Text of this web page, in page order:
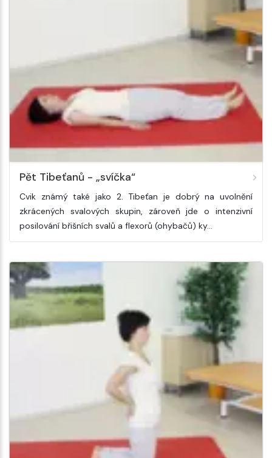
Pět Tibeťanů - „svíčka“
Cvik známý také jako 2. Tibeťan je dobrý na uvolnění
zkrácených svalových skupin, zároveň jde o intenzivní
posilování břišních svalů a flexorů (ohybačů) ky…